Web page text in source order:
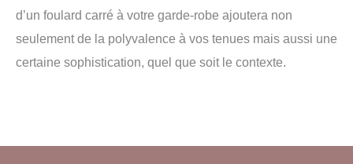
d’un foulard carré à votre garde-robe ajoutera non
seulement de la polyvalence à vos tenues mais aussi une
certaine sophistication, quel que soit le contexte.